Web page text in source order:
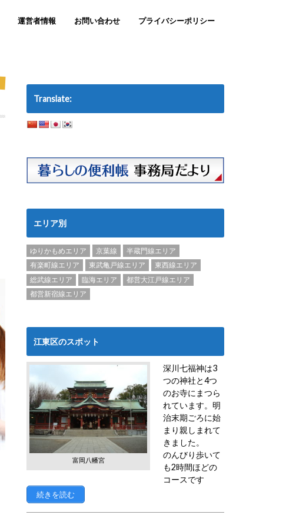
運営者情報 お問い合わせ プライバシーポリシー
Translate:
エリア別
ゆりかもめエリア 京葉線
半蔵門線エリア
有楽町線エリア
東武亀戸線エリア
東西線エリア
総武線エリア
臨海エリア
都営大江戸線エリア
都営新宿線エリア
江東区のスポット
富岡八幡宮
深川七福神は3
つの神社と4つ
のお寺にまつら
れています。明
治末期ごろに始
まり親しまれて
きました。
のんびり歩いて
も2時間ほどの
コースです
続きを読む